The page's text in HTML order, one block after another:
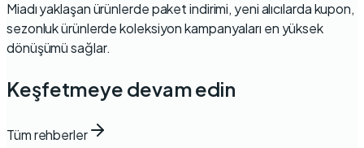
Miadı yaklaşan ürünlerde paket indirimi, yeni alıcılarda kupon,
sezonluk ürünlerde koleksiyon kampanyaları en yüksek
dönüşümü sağlar.
Keşfetmeye devam edin
Tüm rehberler